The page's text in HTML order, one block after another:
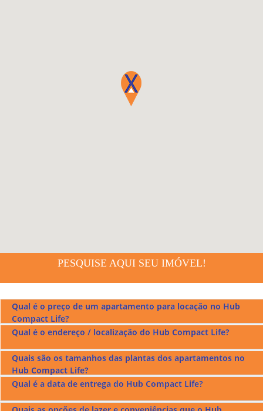
PESQUISE AQUI SEU IMÓVEL!
Qual é o preço de um apartamento para locação no Hub
Compact Life?
Lifefica em r$5.500,00.
Qual é o endereço / localização do Hub Compact Life?
OHub Compact Life
Bueno em Goiânia, confira no mapa acima.
Quais são os tamanhos das plantas dos apartamentos no
Hub Compact Life?
m², 51 m², 67 m², 72 m² e penthouses com 117 m² e 125 m² e
Qual é a data de entrega do Hub Compact Life?